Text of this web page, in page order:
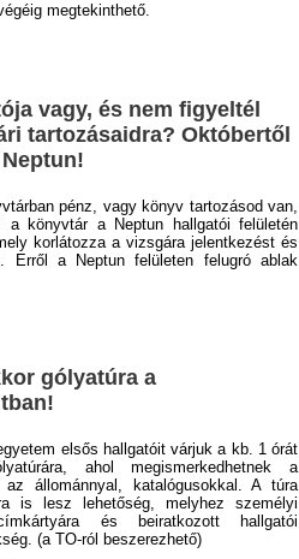
megtekinthető.
vagy, és nem figyeltél
tartozásaidra? Októbertől
pénz, vagy könyv tartozásod van,
a könyvtár a Neptun hallgatói felületén
korlátozza a vizsgára jelentkezést és
Erről a Neptun felületen felugró ablak
gólyatúra a
elsős hallgatóit várjuk a kb. 1 órát
ahol megismerkedhetnek a
az állománnyal, katalógusokkal. A túra
is lesz lehetőség, melyhez személyi
és beiratkozott hallgatói
(a TO-ról beszerezhető)